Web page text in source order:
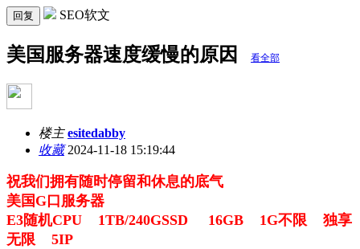
回复 SEO软文
美国服务器速度缓慢的原因 看全部
楼主 esitedabby
收藏2024-11-18 15:19:44
祝我们拥有随时停留和休息的底气 ​​​
美国G口服务器
E3随机CPU 1TB/240GSSD 16GB 1G不限 独享
无限 5IP